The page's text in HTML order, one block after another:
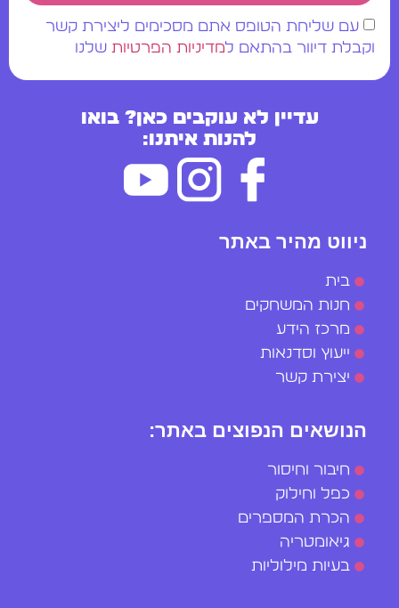
עם שליחת הטופס אתם מסכימים ליצירת קשר
וקבלת דיוור בהתאם למדיניות הפרטיות שלנו
עדיין לא עוקבים כאן? בואו
להנות איתנו:
ניווט מהיר באתר
בית
חנות המשחקים
מרכז הידע
ייעוץ וסדנאות
יצירת קשר
הנושאים הנפוצים באתר:
חיבור וחיסור
כפל וחילוק
הכרת המספרים
גיאומטריה
בעיות מילוליות